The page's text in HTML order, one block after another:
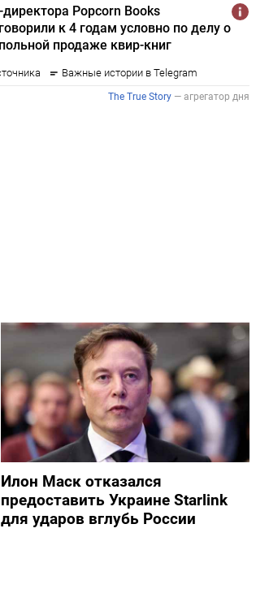
Илон Маск отказался
предоставить Украине Starlink
для ударов вглубь России